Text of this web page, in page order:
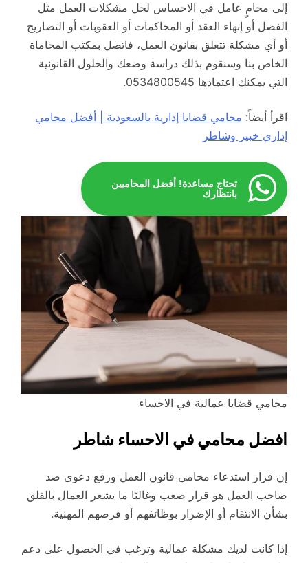
إلى محامٍ عامل في الاحساس لحل مشكلات العمل مثل
الفصل أو إنهاء العقد أو المحاكمات أو العقوبات أو التصاريح
أو أي مشكلة تتعلق بقانون العمل، فاتصل بمكتب المحاماة
الخاص بنا وسنقوم بذلك دراسة وضعك والحلول القانونية
التي يمكنك اعتمادها 0534800545.
اقرأ أيضاً: محامي قضايا إدارية بالسعودية | أفضل محامي
إداري خبير وشاطر
تحتاج مساعدة! أفضل المحاميين
بانتظارك
محامي قضايا عمالية في الاحساء
افضل محامي في الاحساء شاطر
إن قرار استدعاء محامي قانون العمل ورفع دعوى ضد
صاحب العمل هو قرار صعب وغالبًا ما يشعر العمال بالقلق
بشأن الانتقام أو الإضرار بوظائفهم أو فرصهم المهنية.
إذا كانت لديك مشكلة عمالية وترغب في الحصول على دعم